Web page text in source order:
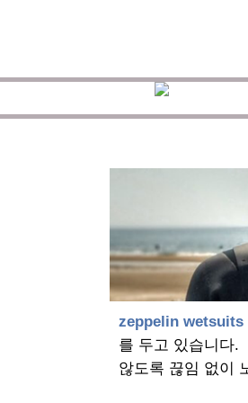
zeppelin wetsuits
를 두고 있습니다.
않도록 끊임 없이